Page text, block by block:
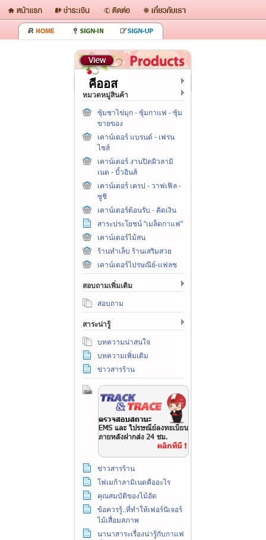
คีออส
หมวดหมู่สินค้า
ซุ้มชาไข่มุก - ซุ้มกาแฟ - ซุ้ม
ขายของ
เคาน์เตอร์ แบรนด์ - เฟรน
ไชส์
เคาน์เตอร์ งานปิดผิวลามิ
เนต - บิ้วอินส์
เคาน์เตอร์ เครป - วาฟเฟิล -
ซูชิ
เคาน์เตอร์ต้อนรับ - คิดเงิน
สาระประโยชน์ "เมล็ดกาแฟ"
เคาน์เตอร์ไม้สน
ร้านทำเล็บ ร้านเสริมสวย
เคาน์เตอร์ไปรษณีย์-แฟลช
สอบถามเพิ่มเติม
สอบถาม
สาระน่ารู้
บทความน่าสนใจ
บทความเพิ่มเติม
ข่าวสารร้าน
ข่าวสารร้าน
โฟเมก้าลามิเนตคืออะไร
คุณสมบัติของไม้อัด
ข้อควรรู้..ที่ทำให้เฟอร์นิเจอร์
ไม้เสื่อมสภาพ
นานาสาระเรื่องน่ารู้กับกาแฟ